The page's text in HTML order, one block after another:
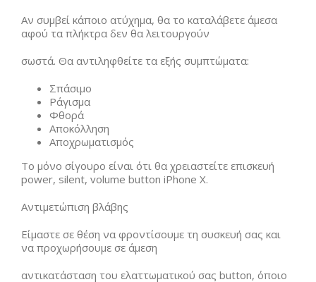
Αν συμβεί κάποιο ατύχημα, θα το καταλάβετε άμεσα
αφού τα πλήκτρα δεν θα λειτουργούν
σωστά. Θα αντιληφθείτε τα εξής συμπτώματα:
Σπάσιμο
Ράγισμα
Φθορά
Αποκόλληση
Αποχρωματισμός
Το μόνο σίγουρο είναι ότι θα χρειαστείτε επισκευή
power, silent, volume button iPhone X.
Αντιμετώπιση βλάβης
Είμαστε σε θέση να φροντίσουμε τη συσκευή σας και
να προχωρήσουμε σε άμεση
αντικατάσταση του ελαττωματικού σας button, όποιο